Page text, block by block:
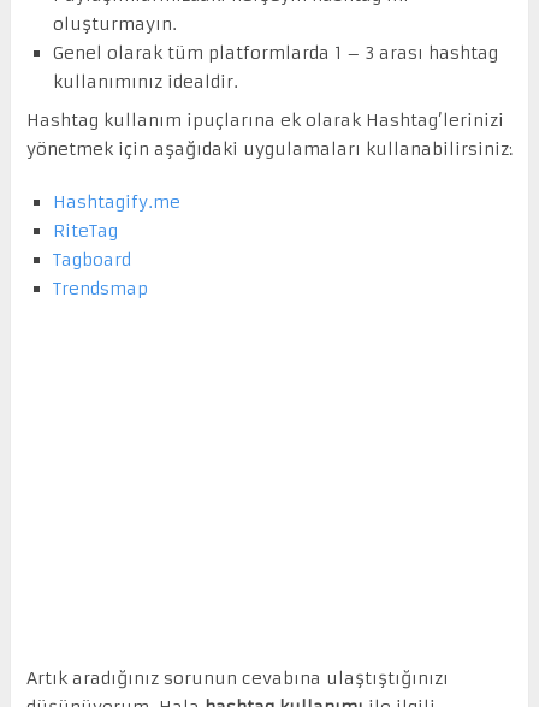
oluşturmayın.
Genel olarak tüm platformlarda 1 – 3 arası hashtag
kullanımınız idealdir.
Hashtag kullanım ipuçlarına ek olarak Hashtag’lerinizi
yönetmek için aşağıdaki uygulamaları kullanabilirsiniz:
Hashtagify.me
RiteTag
Tagboard
Trendsmap
Artık aradığınız sorunun cevabına ulaştıştığınızı